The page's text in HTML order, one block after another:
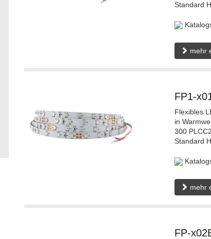
Standard
mehr
FP1-
Flexibles
in
300
Standard
mehr
FP-